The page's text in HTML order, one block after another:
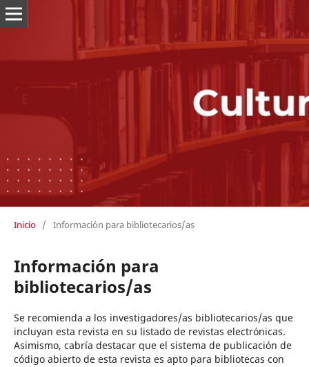
Inicio / Información para bibliotecarios/as
Información para
bibliotecarios/as
Se recomienda a los investigadores/as bibliotecarios/as que
incluyan esta revista en su listado de revistas electrónicas.
Asimismo, cabría destacar que el sistema de publicación de
código abierto de esta revista es apto para bibliotecas con